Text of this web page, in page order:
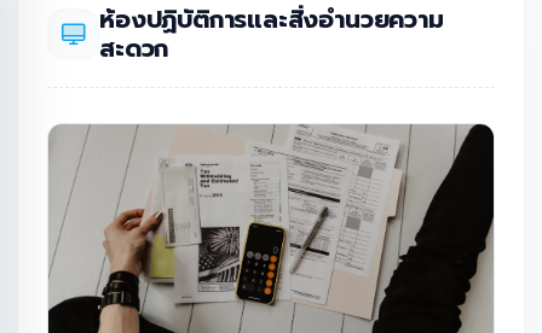
ห้องปฏิบัติการและสิ่งอำนวยความ
สะดวก